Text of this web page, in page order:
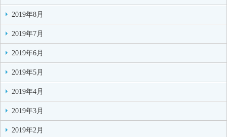
2019年8月
2019年7月
2019年6月
2019年5月
2019年4月
2019年3月
2019年2月